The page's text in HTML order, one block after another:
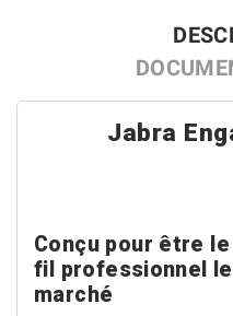
Jabra
Conçu pour être
fil professionnel
marché